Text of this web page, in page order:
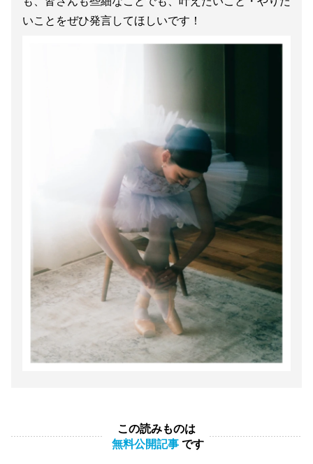
いことをぜひ発言してほしいです！
この読みものは
無料公開記事 です